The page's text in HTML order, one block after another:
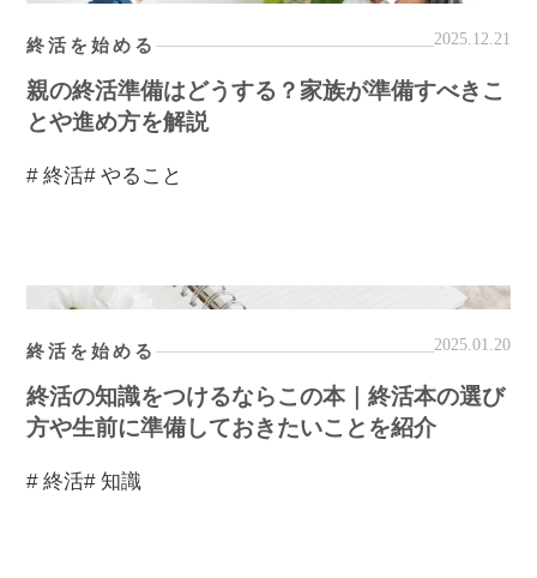
終活を始める 2025.12.21
親の終活準備はどうする？家族が準備すべきこ
とや進め方を解説
# 終活# やること
終活を始める 2025.01.20
終活の知識をつけるならこの本｜終活本の選び
方や生前に準備しておきたいことを紹介
# 終活# 知識